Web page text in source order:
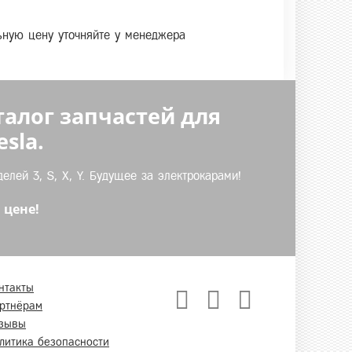
цену уточняйте у менеджера
запчастей для
3, S, X, Y. Будущее за электрокарами!
безопасности